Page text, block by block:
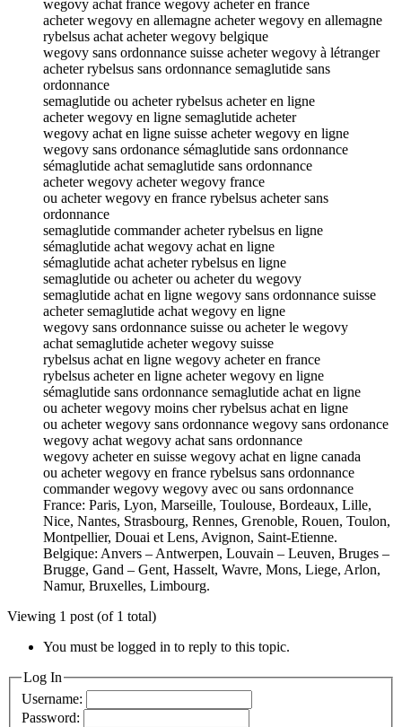
wegovy achat france wegovy acheter en france
acheter wegovy en allemagne acheter wegovy en allemagne
rybelsus achat acheter wegovy belgique
wegovy sans ordonnance suisse acheter wegovy à létranger
acheter rybelsus sans ordonnance semaglutide sans
ordonnance
semaglutide ou acheter rybelsus acheter en ligne
acheter wegovy en ligne semaglutide acheter
wegovy achat en ligne suisse acheter wegovy en ligne
wegovy sans ordonance sémaglutide sans ordonnance
sémaglutide achat semaglutide sans ordonnance
acheter wegovy acheter wegovy france
ou acheter wegovy en france rybelsus acheter sans
ordonnance
semaglutide commander acheter rybelsus en ligne
sémaglutide achat wegovy achat en ligne
sémaglutide achat acheter rybelsus en ligne
semaglutide ou acheter ou acheter du wegovy
semaglutide achat en ligne wegovy sans ordonnance suisse
acheter semaglutide achat wegovy en ligne
wegovy sans ordonnance suisse ou acheter le wegovy
achat semaglutide acheter wegovy suisse
rybelsus achat en ligne wegovy acheter en france
rybelsus acheter en ligne acheter wegovy en ligne
sémaglutide sans ordonnance semaglutide achat en ligne
ou acheter wegovy moins cher rybelsus achat en ligne
ou acheter wegovy sans ordonnance wegovy sans ordonance
wegovy achat wegovy achat sans ordonnance
wegovy acheter en suisse wegovy achat en ligne canada
ou acheter wegovy en france rybelsus sans ordonnance
commander wegovy wegovy avec ou sans ordonnance
France: Paris, Lyon, Marseille, Toulouse, Bordeaux, Lille,
Nice, Nantes, Strasbourg, Rennes, Grenoble, Rouen, Toulon,
Montpellier, Douai et Lens, Avignon, Saint-Etienne.
Belgique: Anvers – Antwerpen, Louvain – Leuven, Bruges –
Brugge, Gand – Gent, Hasselt, Wavre, Mons, Liege, Arlon,
Namur, Bruxelles, Limbourg.
Viewing 1 post (of 1 total)
You must be logged in to reply to this topic.
Log In
Username:
Password: